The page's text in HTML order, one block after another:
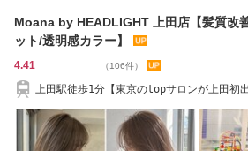
Moana by HEADLIGHT 上田店【髪質改
ット/透明感カラー】
4.41 （106件）
上田駅徒歩1分【東京のtopサロンが上田